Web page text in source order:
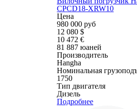
CPCD18-XRW10
Цена
980 000 руб
12 080 $
10 472 €
81 887 юаней
Производитель
Hangha
Номинальная
1750
Тип двигателя
Дизель
Подробнее